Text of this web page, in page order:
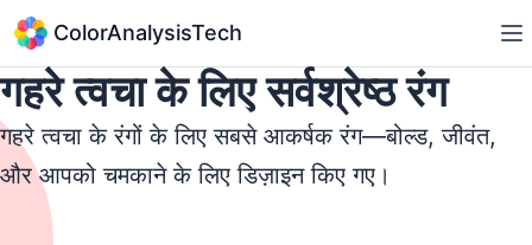
ColorAnalysisTech
गहरे त्वचा के लिए सर्वश्रेष्ठ रंग
गहरे त्वचा के रंगों के लिए सबसे आकर्षक रंग—बोल्ड, जीवंत,
और आपको चमकाने के लिए डिज़ाइन किए गए।